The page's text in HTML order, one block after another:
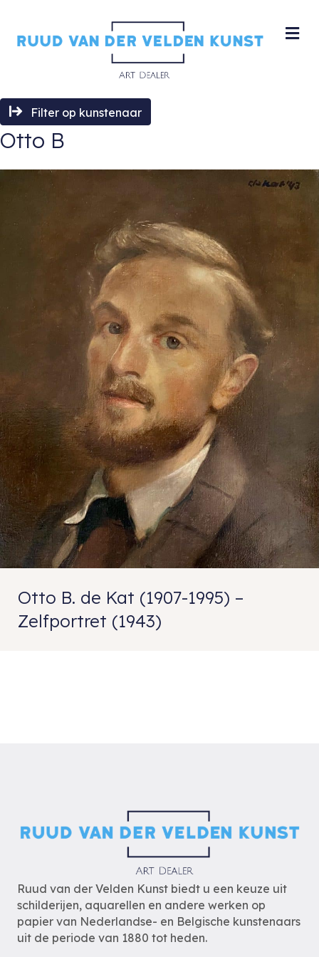
Filter op kunstenaar
Otto B
Otto B. de Kat (1907-1995) –
Zelfportret (1943)
Ruud van der Velden Kunst biedt u een keuze uit
schilderijen, aquarellen en andere werken op
papier van Nederlandse- en Belgische kunstenaars
uit de periode van 1880 tot heden.